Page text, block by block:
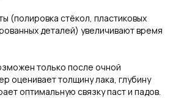
(полировка стёкол, пластиковых
деталей) увеличивают время
только после очной
оценивает толщину лака, глубину
оптимальную связку паст и падов.